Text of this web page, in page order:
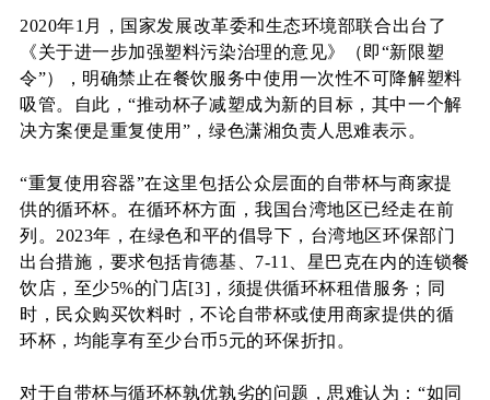
2020年1月，国家发展改革委和生态环境部联合出台了
《关于进一步加强塑料污染治理的意见》（即“新限塑
令”），明确禁止在餐饮服务中使用一次性不可降解塑料
吸管。自此，“推动杯子减塑成为新的目标，其中一个解
决方案便是重复使用”，绿色潇湘负责人思难表示。
“重复使用容器”在这里包括公众层面的自带杯与商家提
供的循环杯。在循环杯方面，我国台湾地区已经走在前
列。2023年，在绿色和平的倡导下，台湾地区环保部门
出台措施，要求包括肯德基、7-11、星巴克在内的连锁餐
饮店，至少5%的门店[3] ，须提供循环杯租借服务； 同
时，民众购买饮料时，不论自带杯或使用商家提供的循
环杯，均能享有至少台币5元的环保折扣。
对于自带杯与循环杯孰优孰劣的问题，思难认为：“如同